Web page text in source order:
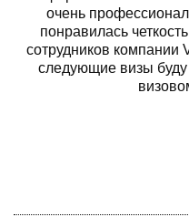
очень
понравилась
сотрудников компании
следующие визы